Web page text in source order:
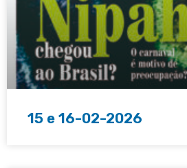
15 e 16-02-2026